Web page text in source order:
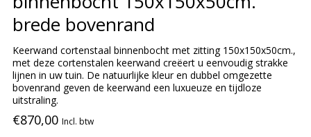
brede bovenrand
Keerwand cortenstaal binnenbocht met zitting 150x150x50cm.,
met deze cortenstalen keerwand creëert u eenvoudig strakke
lijnen in uw tuin. De natuurlijke kleur en dubbel omgezette
bovenrand geven de keerwand een luxueuze en tijdloze
uitstraling.
€870,00 Incl. btw